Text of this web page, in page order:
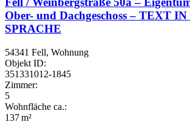
Ober- und Dachgeschoss – TEXT
SPRACHE
54341 Fell, Wohnung
Objekt ID:
351331012-1845
Zimmer:
5
Wohnfläche ca.:
137 m²